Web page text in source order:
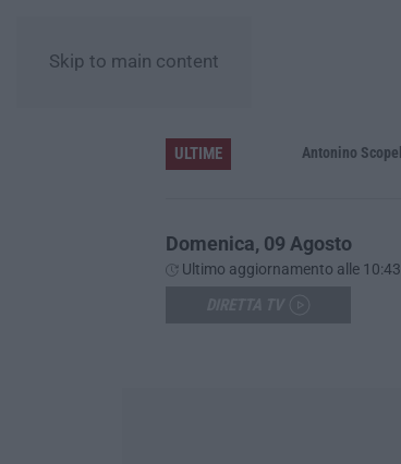
Skip to main content
ULTIME
Domenica, 09 Agosto
Ultimo aggiornamento alle 10:43